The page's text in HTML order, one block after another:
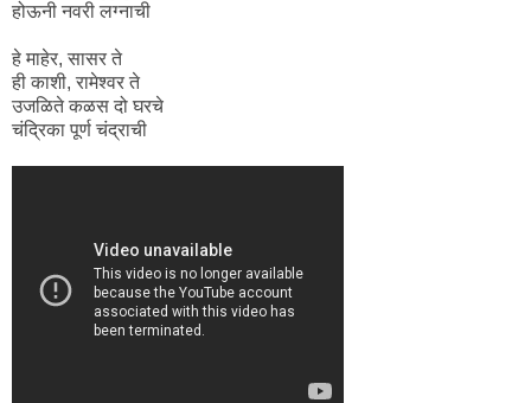
होऊनी नवरी लग्नाची
हे माहेर, सासर ते
ही काशी, रामेश्वर ते
उजळिते कळस दो घरचे
चंद्रिका पूर्ण चंद्राची